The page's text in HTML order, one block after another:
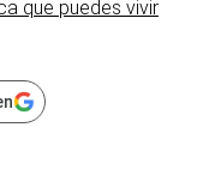
que puedes vivir